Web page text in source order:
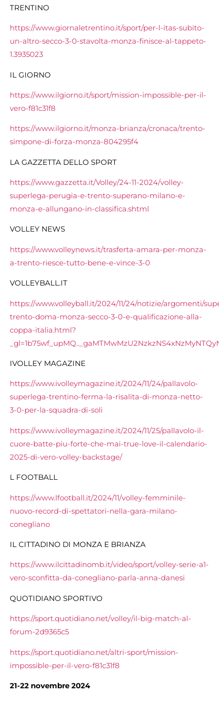
TRENTINO
https://www.giornaletrentino.it/sport/per-l-itas-subito-
un-altro-secco-3-0-stavolta-monza-finisce-al-tappeto-
1.3935023
IL GIORNO
https://www.ilgiorno.it/sport/mission-impossible-per-il-
vero-f81c31f8
https://www.ilgiorno.it/monza-brianza/cronaca/trento-
simpone-di-forza-monza-804295f4
LA GAZZETTA DELLO SPORT
https://www.gazzetta.it/Volley/24-11-2024/volley-
superlega-perugia-e-trento-superano-milano-e-
monza-e-allungano-in-classifica.shtml
VOLLEY NEWS
https://www.volleynews.it/trasferta-amara-per-monza-
a-trento-riesce-tutto-bene-e-vince-3-0
VOLLEYBALL.IT
https://www.volleyball.it/2024/11/24/notizie/argomenti/
trento-doma-monza-secco-3-0-e-qualificazione-alla-
coppa-italia.html?
IVOLLEY MAGAZINE
https://www.ivolleymagazine.it/2024/11/24/pallavolo-
superlega-trentino-ferma-la-risalita-di-monza-netto-
3-0-per-la-squadra-di-soli
https://www.ivolleymagazine.it/2024/11/25/pallavolo-il-
cuore-batte-piu-forte-che-mai-true-love-il-calendario-
2025-di-vero-volley-backstage/
L FOOTBALL
https://www.lfootball.it/2024/11/volley-femminile-
nuovo-record-di-spettatori-nella-gara-milano-
conegliano
IL CITTADINO DI MONZA E BRIANZA
https://www.ilcittadinomb.it/video/sport/volley-serie-a1-
vero-sconfitta-da-conegliano-parla-anna-danesi
QUOTIDIANO SPORTIVO
https://sport.quotidiano.net/volley/il-big-match-al-
forum-2d9365c5
https://sport.quotidiano.net/altri-sport/mission-
impossible-per-il-vero-f81c31f8
21-22 novembre 2024